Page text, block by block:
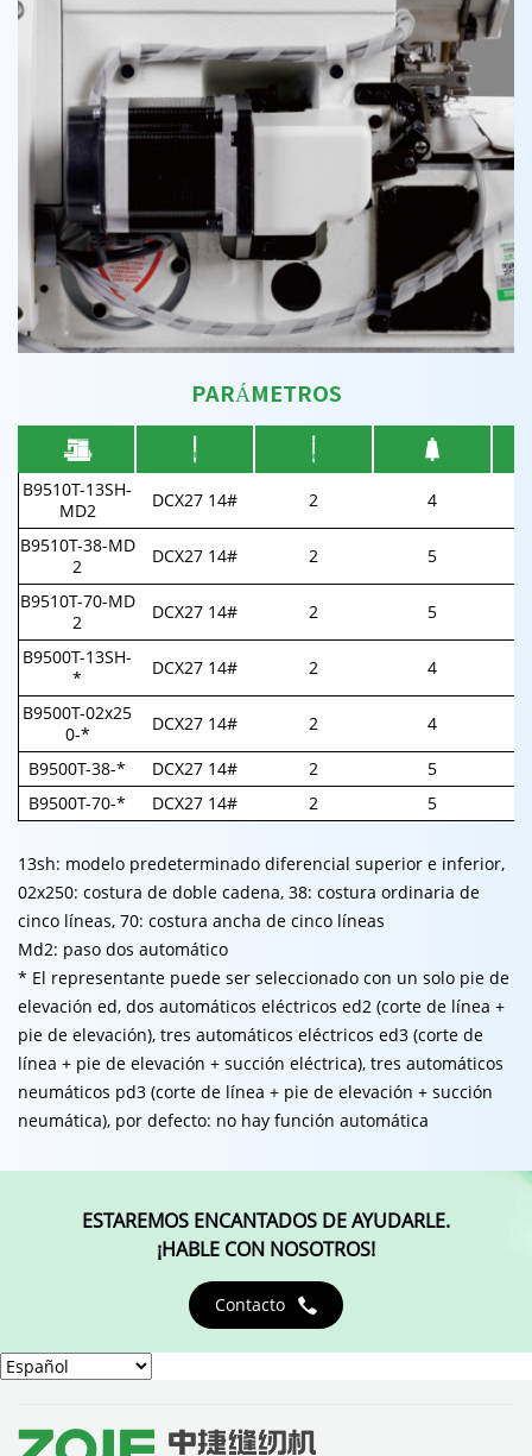
PARÁMETROS
B9510T-13SH-
MD2
DCX27 14# 2
4
B9510T-38-MD
2
DCX27 14# 2
5
B9510T-70-MD
2
DCX27 14# 2
5
B9500T-13SH-
*
DCX27 14# 2
4
B9500T-02x25
0-*
DCX27 14# 2
4
B9500T-38-*
DCX27 14# 2
5
B9500T-70-*
DCX27 14# 2 5
13sh: modelo predeterminado diferencial superior e inferior,
02x250: costura de doble cadena, 38: costura ordinaria de
cinco líneas, 70: costura ancha de cinco líneas
Md2: paso dos automático
* El representante puede ser seleccionado con un solo pie de
elevación ed, dos automáticos eléctricos ed2 (corte de línea +
pie de elevación), tres automáticos eléctricos ed3 (corte de
línea + pie de elevación + succión eléctrica), tres automáticos
neumáticos pd3 (corte de línea + pie de elevación + succión
neumática), por defecto: no hay función automática
ESTAREMOS ENCANTADOS DE AYUDARLE.
¡HABLE CON NOSOTROS!
Contacto 